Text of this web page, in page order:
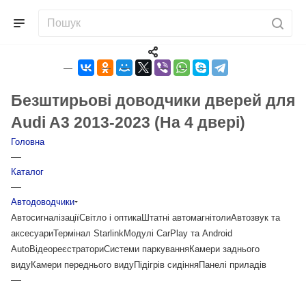
Безштирьові доводчики дверей для
Audi A3 2013-2023 (На 4 двері)
Головна
—
Каталог
—
Автодоводчики
АвтосигналізаціїСвітло і оптикаШтатні автомагнітолиАвтозвук та
аксесуариТермінал StarlinkМодулі CarPlay та Android
AutoВідеореєстраториСистеми паркуванняКамери заднього
видуКамери переднього видуПідігрів сидінняПанелі приладів
—